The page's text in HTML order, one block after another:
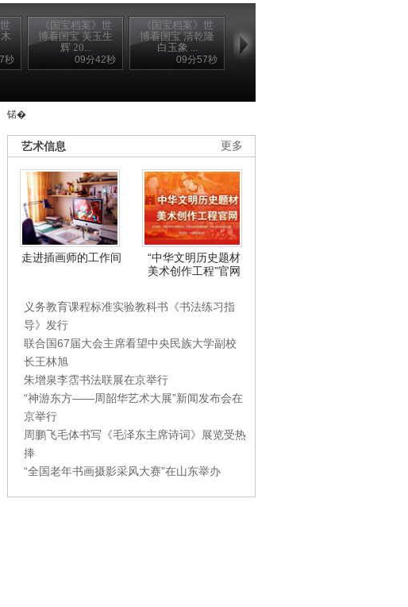
秒
《国宝档案》世
博看国宝 美玉生
辉 20...
09分42秒
《国宝档案》世
博看国宝 清乾隆
白玉象 ...
09分57秒
锘�
更多
艺术信息
走进插画师的工作间
“中华文明历史题材
美术创作工程”官网
义务教育课程标准实验教科书《书法练习指
导》发行
联合国67届大会主席看望中央民族大学副校
长王林旭
朱增泉李霑书法联展在京举行
“神游东方——周韶华艺术大展”新闻发布会在
京举行
周鹏飞毛体书写《毛泽东主席诗词》展览受热
捧
“全国老年书画摄影采风大赛”在山东举办